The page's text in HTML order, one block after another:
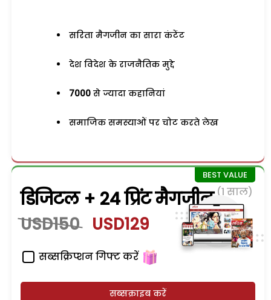
सरिता मैगजीन का सारा कंटेंट
देश विदेश के राजनैतिक मुद्दे
7000 से ज्यादा कहानियां
समाजिक समस्याओं पर चोट करते लेख
डिजिटल + 24 प्रिंट मैगजीन (1 साल)
USD150 USD129
सब्सक्रिप्शन गिफ्ट करें
सब्सक्राइब करें